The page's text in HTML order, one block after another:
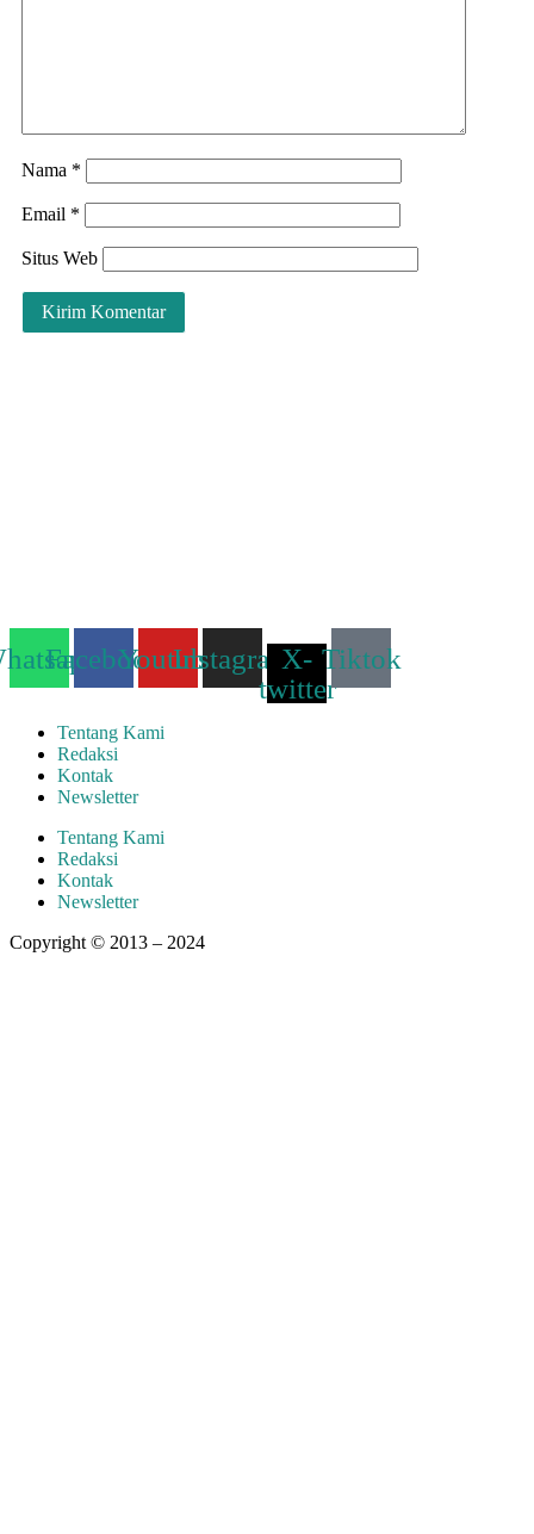
Nama *
Email *
Situs Web
FacebookYoutubeInstagramX-
twitter
Tiktok
Tentang Kami
Redaksi
Kontak
Newsletter
Tentang Kami
Redaksi
Kontak
Newsletter
Copyright © 2013 – 2024